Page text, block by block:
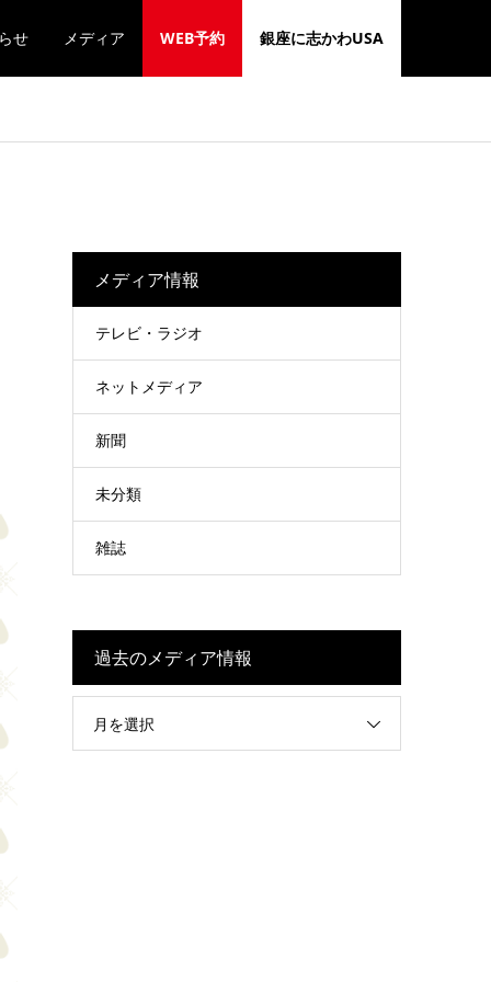
せ メディア WEB予約 銀座に志かわUSA
メディア情報
テレビ・ラジオ
ネットメディア
新聞
未分類
雑誌
過去のメディア情報
月を選択